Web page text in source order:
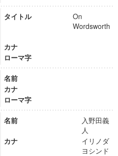
タイトル
On
Wordsworth
カナ
ローマ字
名前
カナ
ローマ字
名前
入野田義
人
カナ
イリノダ
ヨシンド